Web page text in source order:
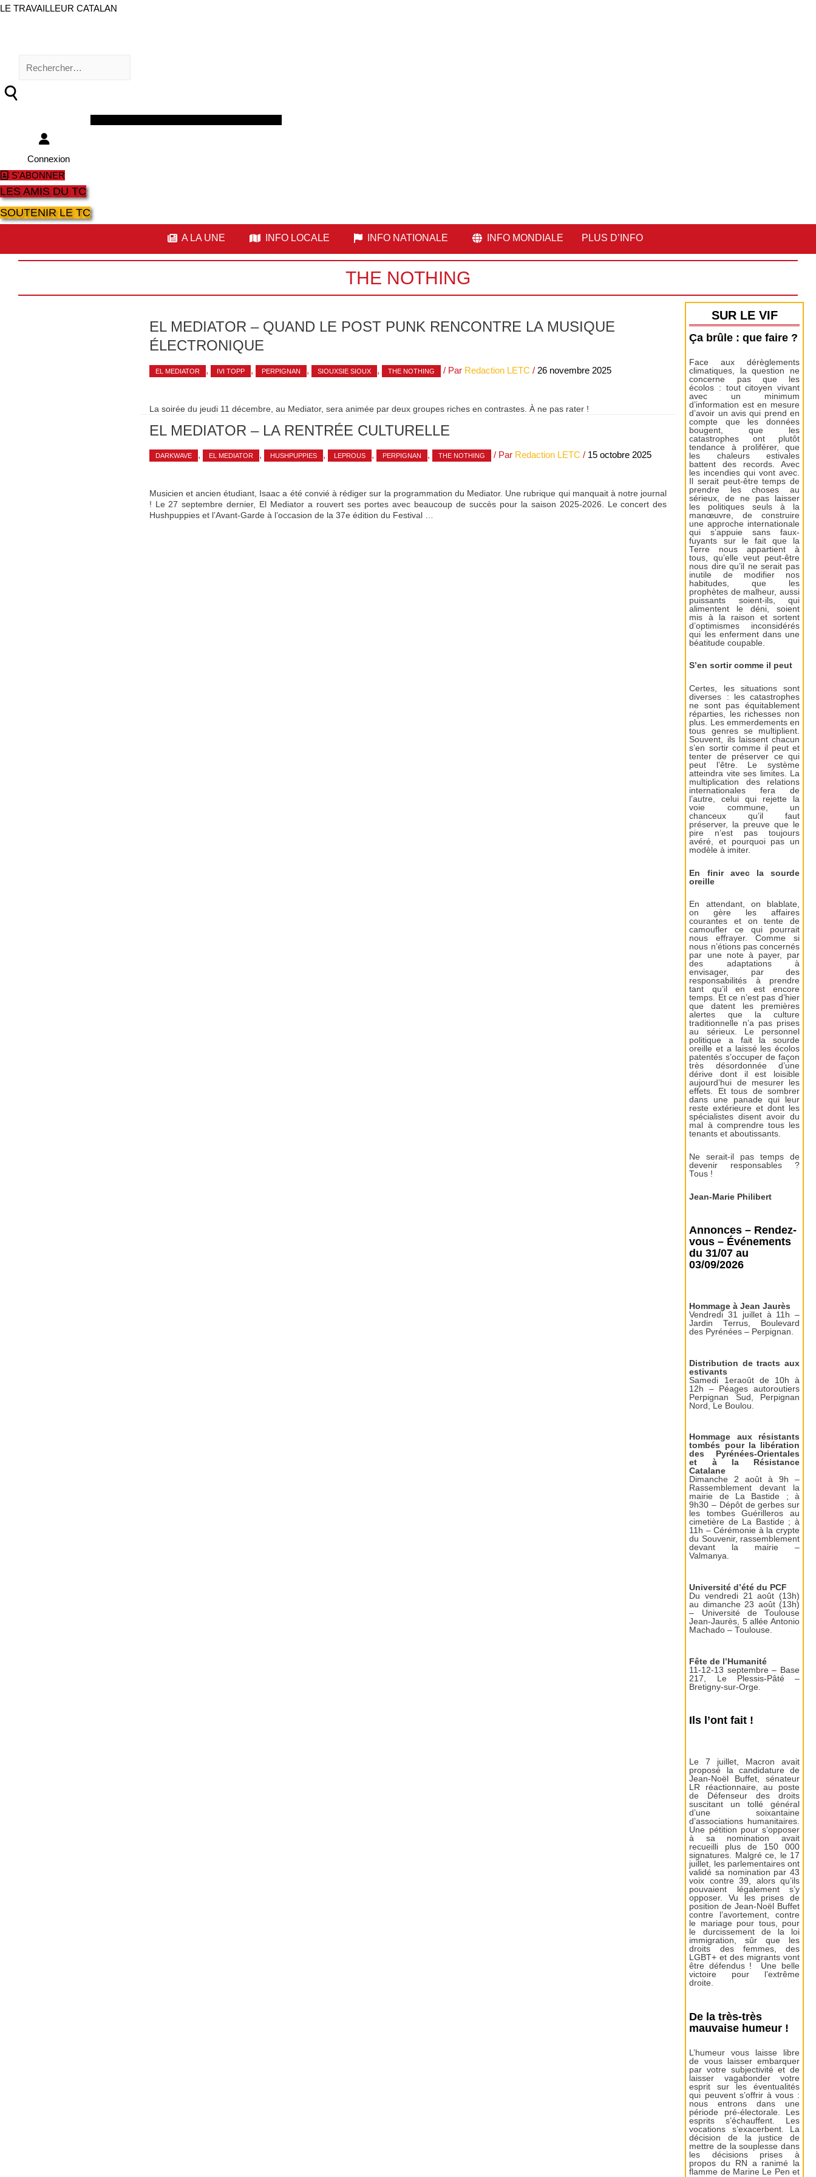
LE TRAVAILLEUR CATALAN
Rechercher :
Connexion
S'ABONNER
LES AMIS DU TC
SOUTENIR LE TC
A LA UNE INFO LOCALE INFO NATIONALE INFO MONDIALE PLUS D’INFO
THE NOTHING
EL MEDIATOR – QUAND LE POST PUNK RENCONTRE LA MUSIQUE
ÉLECTRONIQUE
EL MEDIATOR , IVI TOPP , PERPIGNAN , SIOUXSIE SIOUX , THE NOTHING / Par Redaction LETC / 26 novembre 2025
La soirée du jeudi 11 décembre, au Mediator, sera animée par deux groupes riches en contrastes. À ne pas rater !
EL MEDIATOR – LA RENTRÉE CULTURELLE
DARKWAVE , EL MEDIATOR , HUSHPUPPIES , LEPROUS , PERPIGNAN , THE NOTHING / Par Redaction LETC / 15 octobre 2025
Musicien et ancien étudiant, Isaac a été convié à rédiger sur la programmation du Mediator. Une rubrique qui manquait à notre journal
! Le 27 septembre dernier, El Mediator a rouvert ses portes avec beaucoup de succès pour la saison 2025-2026. Le concert des
Hushpuppies et l’Avant-Garde à l’occasion de la 37e édition du Festival …
SUR LE VIF
Ça brûle : que faire ?
Face aux dérèglements
climatiques, la question ne
concerne pas que les
écolos : tout citoyen vivant
avec un minimum
d’information est en mesure
d’avoir un avis qui prend en
compte que les données
bougent, que les
catastrophes ont plutôt
tendance à proliférer, que
les chaleurs estivales
battent des records. Avec
les incendies qui vont avec.
Il serait peut-être temps de
prendre les choses au
sérieux, de ne pas laisser
les politiques seuls à la
manœuvre, de construire
une approche internationale
qui s’appuie sans faux-
fuyants sur le fait que la
Terre nous appartient à
tous, qu’elle veut peut-être
nous dire qu’il ne serait pas
inutile de modifier nos
habitudes, que les
prophètes de malheur, aussi
puissants soient-ils, qui
alimentent le déni, soient
mis à la raison et sortent
d’optimismes inconsidérés
qui les enferment dans une
béatitude coupable.
S’en sortir comme il peut
Certes, les situations sont
diverses : les catastrophes
ne sont pas équitablement
réparties, les richesses non
plus. Les emmerdements en
tous genres se multiplient.
Souvent, ils laissent chacun
s’en sortir comme il peut et
tenter de préserver ce qui
peut l’être. Le système
atteindra vite ses limites. La
multiplication des relations
internationales fera de
l’autre, celui qui rejette la
voie commune, un
chanceux qu’il faut
préserver, la preuve que le
pire n’est pas toujours
avéré, et pourquoi pas un
modèle à imiter.
En finir avec la sourde
oreille
En attendant, on blablate,
on gère les affaires
courantes et on tente de
camoufler ce qui pourrait
nous effrayer. Comme si
nous n’étions pas concernés
par une note à payer, par
des adaptations à
envisager, par des
responsabilités à prendre
tant qu’il en est encore
temps. Et ce n’est pas d’hier
que datent les premières
alertes que la culture
traditionnelle n’a pas prises
au sérieux. Le personnel
politique a fait la sourde
oreille et a laissé les écolos
patentés s’occuper de façon
très désordonnée d’une
dérive dont il est loisible
aujourd’hui de mesurer les
effets. Et tous de sombrer
dans une panade qui leur
reste extérieure et dont les
spécialistes disent avoir du
mal à comprendre tous les
tenants et aboutissants.
Ne serait-il pas temps de
devenir responsables ?
Tous !
Jean-Marie Philibert
Annonces – Rendez-
vous – Événements
du 31/07 au
03/09/2026
Hommage à Jean Jaurès
Vendredi 31 juillet à 11h –
Jardin Terrus, Boulevard
des Pyrénées – Perpignan.
Distribution de tracts aux
estivants
Samedi 1eraoût de 10h à
12h – Péages autoroutiers
Perpignan Sud, Perpignan
Nord, Le Boulou.
Hommage aux résistants
tombés pour la libération
des Pyrénées-Orientales
et à la Résistance
Catalane
Dimanche 2 août à 9h –
Rassemblement devant la
mairie de La Bastide ; à
9h30 – Dépôt de gerbes sur
les tombes Guérilleros au
cimetière de La Bastide ; à
11h – Cérémonie à la crypte
du Souvenir, rassemblement
devant la mairie –
Valmanya.
Université d’été du PCF
Du vendredi 21 août (13h)
au dimanche 23 août (13h)
– Université de Toulouse
Jean-Jaurès, 5 allée Antonio
Machado – Toulouse.
Fête de l’Humanité
11-12-13 septembre – Base
217, Le Plessis-Pâté –
Bretigny-sur-Orge.
Ils l’ont fait !
Le 7 juillet, Macron avait
proposé la candidature de
Jean-Noël Buffet, sénateur
LR réactionnaire, au poste
de Défenseur des droits
suscitant un tollé général
d’une soixantaine
d’associations humanitaires.
Une pétition pour s’opposer
à sa nomination avait
recueilli plus de 150 000
signatures. Malgré ce, le 17
juillet, les parlementaires ont
validé sa nomination par 43
voix contre 39, alors qu’ils
pouvaient légalement s’y
opposer. Vu les prises de
position de Jean-Noël Buffet
contre l’avortement, contre
le mariage pour tous, pour
le durcissement de la loi
immigration, sûr que les
droits des femmes, des
LGBT+ et des migrants vont
être défendus ! Une belle
victoire pour l’extrême
droite.
De la très-très
mauvaise humeur !
L’humeur vous laisse libre
de vous laisser embarquer
par votre subjectivité et de
laisser vagabonder votre
esprit sur les éventualités
qui peuvent s’offrir à vous :
nous entrons dans une
période pré-électorale. Les
esprits s’échauffent. Les
vocations s’exacerbent. La
décision de la justice de
mettre de la souplesse dans
les décisions prises à
propos du RN a ranimé la
flamme de Marine Le Pen et